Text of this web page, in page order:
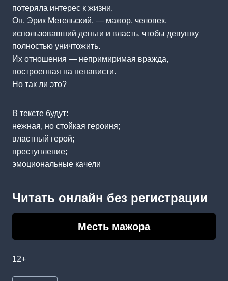
потеряла интерес к жизни.
Он, Эрик Метельский, — мажор, человек,
использовавший деньги и власть, чтобы девушку
полностью уничтожить.
Их отношения — непримиримая вражда,
построенная на ненависти.
Но так ли это?
В тексте будут:
нежная, но стойкая героиня;
властный герой;
преступление;
эмоциональные качели
Читать онлайн без регистрации
Месть мажора
12+